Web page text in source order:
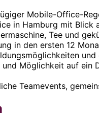
Mobile-Office-
in Hamburg mit Blick
Tee und
in den ersten 12
Möglichkeit auf ein
Teamevents,